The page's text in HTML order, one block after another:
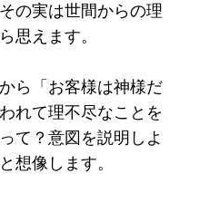
の実は世間からの理
思えます。
ら「お客様は神様だ
れて理不尽なことを
て？意図を説明しよ
想像します。